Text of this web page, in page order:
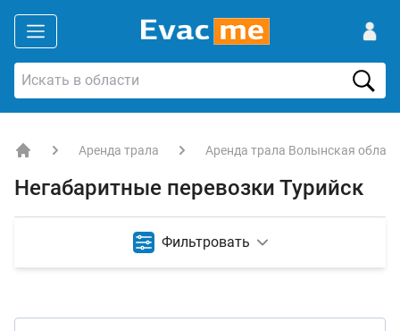
Аренда трала Аренда трала Волынская
Негабаритные перевозки Турийск
Фильтровать